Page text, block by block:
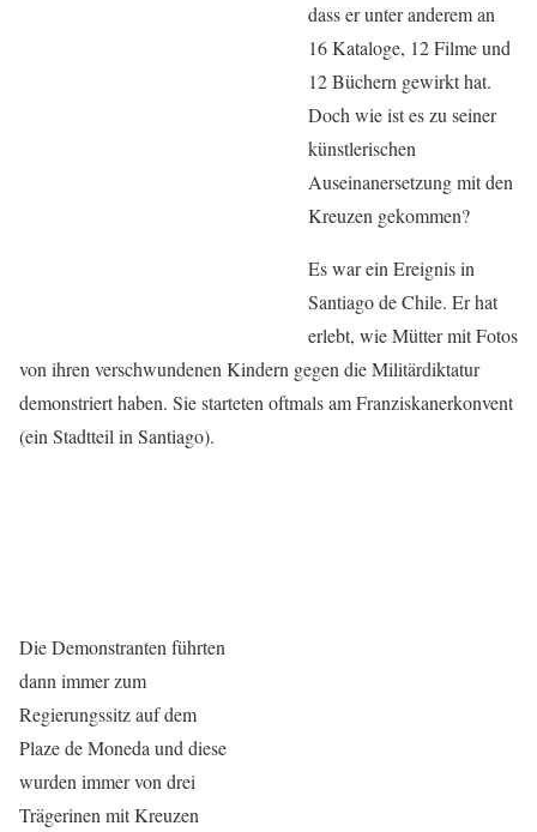
dass er unter anderem an
16 Kataloge, 12 Filme und
12 Büchern gewirkt hat.
Doch wie ist es zu seiner
künstlerischen
Auseinanersetzung mit den
Kreuzen gekommen?
Es war ein Ereignis in
Santiago de Chile. Er hat
erlebt, wie Mütter mit Fotos
von ihren verschwundenen Kindern gegen die Militärdiktatur
demonstriert haben. Sie starteten oftmals am Franziskanerkonvent
(ein Stadtteil in Santiago).
Die Demonstranten führten
dann immer zum
Regierungssitz auf dem
Plaze de Moneda und diese
wurden immer von drei
Trägerinen mit Kreuzen